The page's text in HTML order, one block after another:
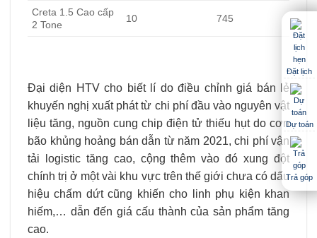
Creta 1.5 Cao cấp
2 Tone
10 745
Đại diện HTV cho biết lí do điều chỉnh giá bán lẻ
khuyến nghị xuất phát từ chi phí đầu vào nguyên vật
liệu tăng, nguồn cung chip điện tử thiếu hụt do cơn
bão khủng hoảng bán dẫn từ năm 2021, chi phí vận
tải logistic tăng cao, cộng thêm vào đó xung đột
chính trị ở một vài khu vực trên thế giới chưa có dấu
hiệu chấm dứt cũng khiến cho linh phụ kiện khan
hiếm,… dẫn đến giá cấu thành của sản phẩm tăng
cao.
Đặt lịch
Dự toán
Trả góp